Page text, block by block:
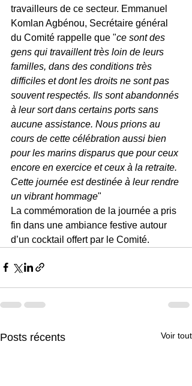
travailleurs de ce secteur. Emmanuel
Komlan Agbénou, Secrétaire général
du Comité rappelle que "ce sont des
gens qui travaillent très loin de leurs
familles, dans des conditions très
difficiles et dont les droits ne sont pas
souvent respectés. Ils sont abandonnés
à leur sort dans certains ports sans
aucune assistance. Nous prions au
cours de cette célébration aussi bien
pour les marins disparus que pour ceux
encore en exercice et ceux à la retraite.
Cette journée est destinée à leur rendre
un vibrant hommage"
La commémoration de la journée a pris
fin dans une ambiance festive autour
d’un cocktail offert par le Comité.
Posts récents Voir tout